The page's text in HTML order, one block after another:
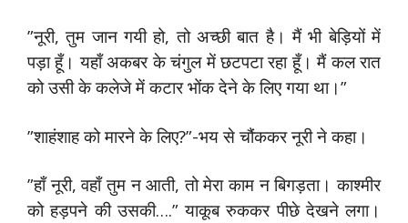
”नूरी, तुम जान गयी हो, तो अच्छी बात है। मैं भी बेड़ियों में
पड़ा हूँ। यहाँ अकबर के चंगुल में छटपटा रहा हूँ। मैं कल रात
को उसी के कलेजे में कटार भोंक देने के लिए गया था।”
”शाहंशाह को मारने के लिए?”-भय से चौंककर नूरी ने कहा।
”हाँ नूरी, वहाँ तुम न आती, तो मेरा काम न बिगड़ता। काश्मीर
को हड़पने की उसकी….” याकूब रुककर पीछे देखने लगा।